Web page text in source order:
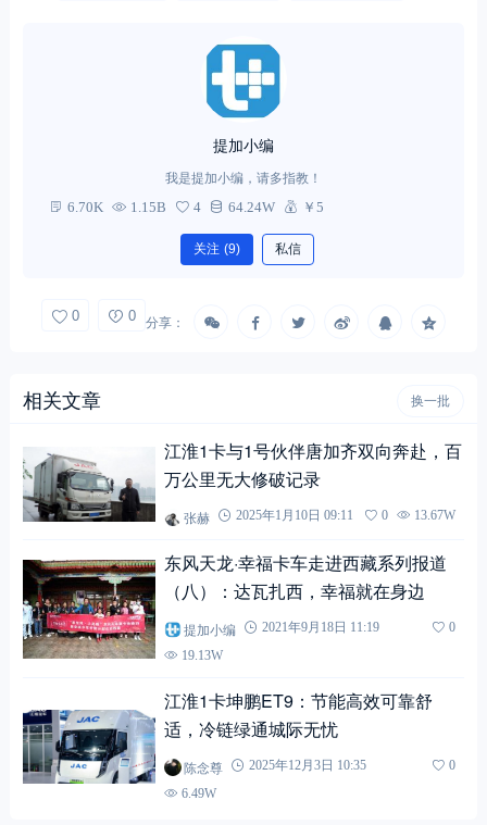
提加小编
我是提加小编，请多指教！
6.70K 1.15B 4 64.24W ￥5
关注 (9) 私信
0 0 分享：
相关文章 换一批
江淮1卡与1号伙伴唐加齐双向奔赴，百
万公里无大修破记录
张赫 2025年1月10日 09:11 0 13.67W
东风天龙·幸福卡车走进西藏系列报道
（八）：达瓦扎西，幸福就在身边
提加小编 2021年9月18日 11:19
0
19.13W
江淮1卡坤鹏ET9：节能高效可靠舒
适，冷链绿通城际无忧
陈念尊 2025年12月3日 10:35
0
6.49W